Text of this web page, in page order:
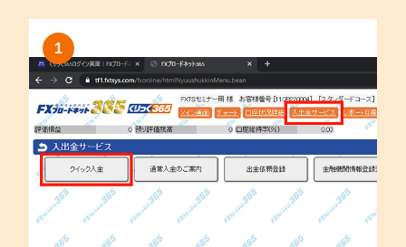
りそな
銀行
定期メンテナンス等のため、毎月第1・3
ん。
詳細はりそな銀行のHPよりご確認くださ
い。
http://www.resona-gr.co.jp/resonabank/
埼玉り
そな銀
定期メンテナンス等のため、毎月第1・3
月曜日2:00～6:00はご利用いただけませ
ん。
詳細は埼玉りそな銀行のHPよりご確認く
ださい。
1